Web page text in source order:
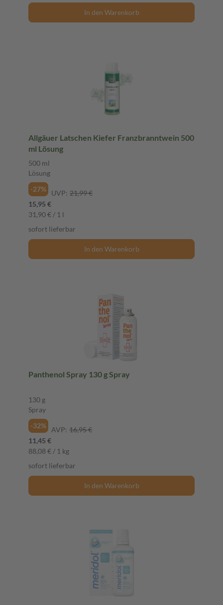
In den Warenkorb
Allgäuer Latschen Kiefer Franzbranntwein 500
ml Lösung
500 ml
Lösung
-27%
UVP: 21,99 €
15,95 €
31,90 € / 1 l
sofort lieferbar
In den Warenkorb
Panthenol Spray 130 g Spray
130 g
Spray
-32%
AVP: 16,95 €
11,45 €
88,08 € / 1 kg
sofort lieferbar
In den Warenkorb